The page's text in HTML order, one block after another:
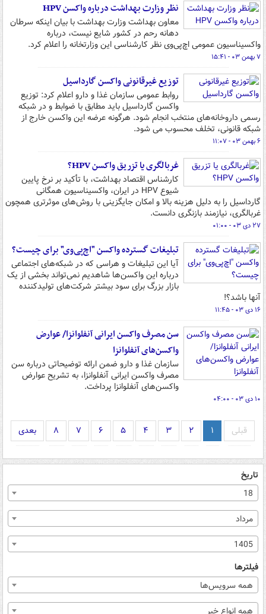
نظر وزارت بهداشت درباره واکسن HPV
معاون بهداشت وزارت بهداشت با بیان اینکه سرطان
دهانه رحم در کشور شایع نیست، درباره
واکسیناسیون عمومی اچ‌پی‌وی نظر کارشناسی این وزارتخانه را اعلام کرد.
۷ بهمن ۰۳ - ۱۵:۴۱
توزیع غیرقانونی واکسن گارداسیل
روابط عمومی سازمان غذا و دارو اعلام کرد: توزیع
واکسن گارداسیل باید مطابق با ضوابط و در شبکه
رسمی داروخانه‌های منتخب انجام شود. هرگونه عرضه این واکسن خارج از
شبکه قانونی، تخلف محسوب می شود.
۶ بهمن ۰۳ - ۱۱:۰۷
غربالگری یا تزریق واکسن HPV؟
کارشناس اقتصاد بهداشت، با تأکید بر نرخ پایین
شیوع HPV در ایران، واکسیناسیون همگانی
گارداسیل را به دلیل هزینه بالا و امکان جایگزینی با روش‌های موثرتری همچون
غربالگری، نیازمند بازنگری دانست.
۲۷ دی ۰۳ - ۰۱:۰۰
تبلیغات گسترده واکسن "اچ‌پی‌وی" برای چیست؟
آیا این تبلیغات و هراسی که در شبکه‌های اجتماعی
درباره این واکسن‌ها شاهدیم نمی‌تواند بخشی از یک
بازار بزرگ برای سود بیشتر شرکت‌های تولیدکننده
آنها باشد؟!
۱۶ دی ۰۳ - ۱۱:۴۵
سن مصرف واکسن ایرانی آنفلوانزا/ عوارض
واکسن‌های آنفلوانزا
سازمان غذا و دارو ضمن ارائه توضیحاتی درباره سن
مصرف واکسن ایرانی آنفلوانزا، به تشریح عوارض
واکسن‌های آنفلوانزا پرداخت.
۱۰ دی ۰۳ - ۰۴:۰۰
قبلی ۱ ۲ ۳ ۴ ۵ ۶ ۷ ۸ بعدی
تاریخ
18
مرداد
1405
فیلترها
همه سرویس‌ها
همه انواع خبر